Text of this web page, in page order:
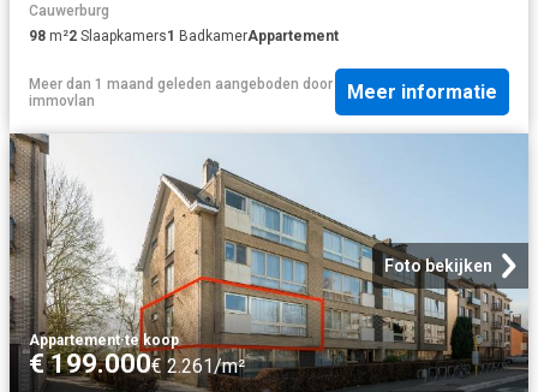
Cauwerburg
98 m²2 Slaapkamers1 BadkamerAppartement
Meer dan 1 maand geleden aangeboden door
immovlan
Meer informatie
Foto bekijken
Appartement·te koop
€ 199.000€ 2.261/m²